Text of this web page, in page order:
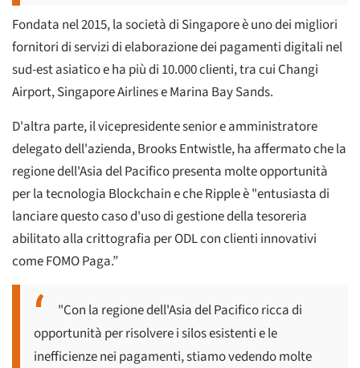
Fondata nel 2015, la società di Singapore è uno dei migliori
fornitori di servizi di elaborazione dei pagamenti digitali nel
sud-est asiatico e ha più di 10.000 clienti, tra cui Changi
Airport, Singapore Airlines e Marina Bay Sands.
D'altra parte, il vicepresidente senior e amministratore
delegato dell'azienda, Brooks Entwistle, ha affermato che la
regione dell'Asia del Pacifico presenta molte opportunità
per la tecnologia Blockchain e che Ripple è "entusiasta di
lanciare questo caso d'uso di gestione della tesoreria
abilitato alla crittografia per ODL con clienti innovativi
come FOMO Paga.”
"Con la regione dell'Asia del Pacifico ricca di
opportunità per risolvere i silos esistenti e le
inefficienze nei pagamenti, stiamo vedendo molte